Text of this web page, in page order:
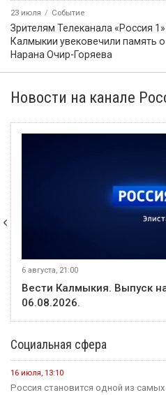
несовершеннолетняя
8 августа Событие
Штраф за езду по обочине
рублей
В Лагани автомобиль
4 августа
В Яшкульском районе
голосования на выборах в
8 августа
В Элисте сегодня отметят День
3 августа
В Калмыкии 25 ветеранов
получили адаптивную одежду
В этом месяце
20 июля
В Калмыкии задержали жителя
федеральном розыске